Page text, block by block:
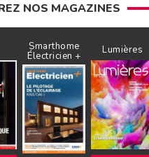
NOS MAGAZINES
Smarthome
Électricien + Lumières